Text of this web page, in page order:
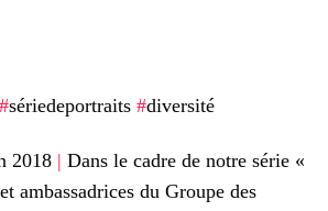
#sériedeportraits #diversité
2018 | Dans le cadre de notre série «
ambassadrices du Groupe des